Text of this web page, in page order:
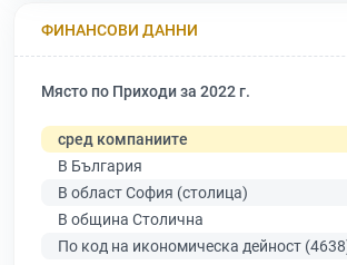
ФИНАНСОВИ ДАННИ
Място по Приходи за 2022 г.
сред компаниите
В България
В област София (столица)
В община Столична
По код на икономическа дейност